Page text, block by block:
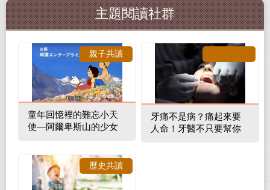
主題閱讀社群
童年回憶裡的難忘小天
使—阿爾卑斯山的少女
親子共讀
牙痛不是病？痛起來要
人命！牙醫不只要幫你
歷史共讀